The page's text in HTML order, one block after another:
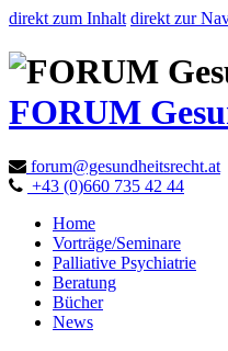
direkt zum Inhalt direkt zur
FORUM
forum@gesundheitsrecht.at
+43 (0)660 735 42 44
Home
Vorträge/Seminare
Palliative Psychiatrie
Beratung
Bücher
News